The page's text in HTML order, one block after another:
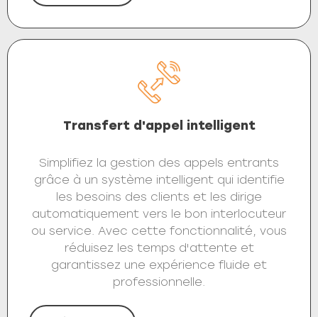
Transfert d'appel intelligent
Simplifiez la gestion des appels entrants
grâce à un système intelligent qui identifie
les besoins des clients et les dirige
automatiquement vers le bon interlocuteur
ou service. Avec cette fonctionnalité, vous
réduisez les temps d'attente et
garantissez une expérience fluide et
professionnelle.